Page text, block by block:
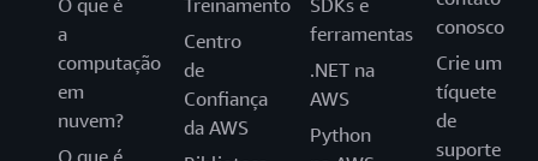
O que é
a
computação
em
nuvem?
Treinamento
Centro
de
Confiança
da AWS
SDKs e
ferramentas
.NET na
AWS
Python
conosco
Crie um
tíquete
de
suporte